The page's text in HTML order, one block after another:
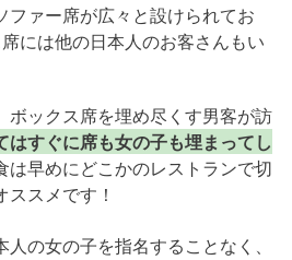
ファー席が広々と設けられてお
には他の日本人のお客さんもい
ボックス席を埋め尽くす男客が訪
はすぐに席も女の子も埋まってし
は早めにどこかのレストランで切
スメです！
の女の子を指名することなく、